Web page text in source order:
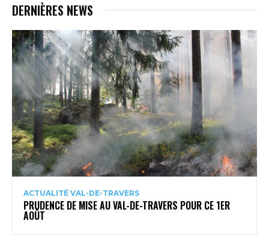
DERNIÈRES NEWS
ACTUALITÉ VAL-DE-TRAVERS
PRUDENCE DE MISE AU VAL-DE-TRAVERS POUR CE 1ER
AOÛT